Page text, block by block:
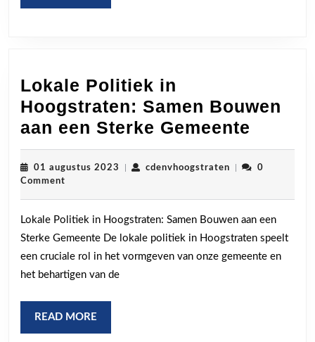
MORE
Lokale Politiek in
Hoogstraten: Samen Bouwen
aan een Sterke Gemeente
in
aan
01 augustus 2023 01
cdenvhoogstratencdenvhoogstraten
0
Comment
Lokale Politiek in Hoogstraten: Samen Bouwen aan een
Sterke Gemeente De lokale politiek in Hoogstraten speelt
een cruciale rol in het vormgeven van onze gemeente en
het behartigen van de
READ MORE
MORE